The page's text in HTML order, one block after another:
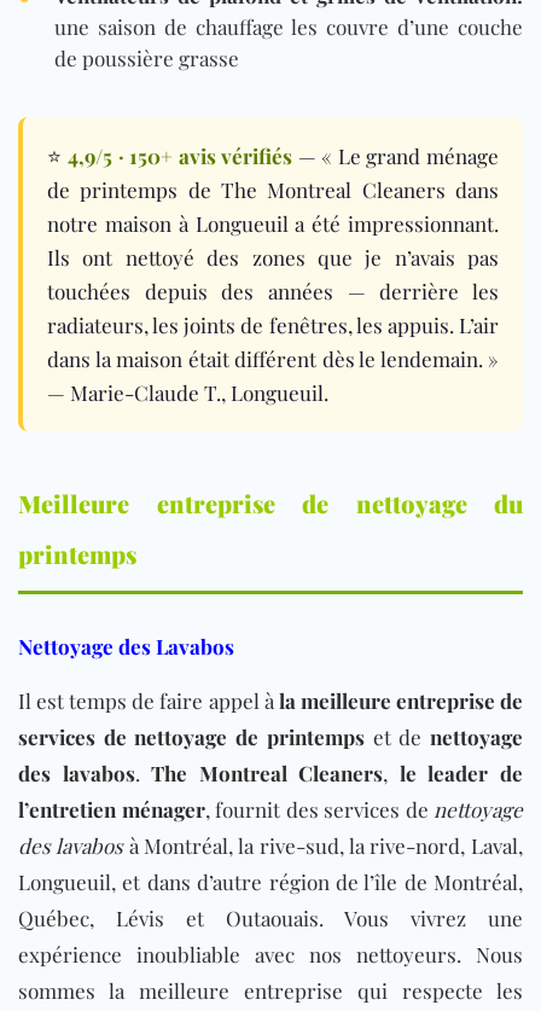
une saison de chauffage les couvre d’une couche
de poussière grasse
⭐4,9/5 · 150+ avis vérifiés — « Le grand ménage
de printemps de The Montreal Cleaners dans
notre maison à Longueuil a été impressionnant.
Ils ont nettoyé des zones que je n’avais pas
touchées depuis des années — derrière les
radiateurs, les joints de fenêtres, les appuis. L’air
dans la maison était différent dès le lendemain. »
— Marie-Claude T., Longueuil.
Meilleure entreprise de nettoyage du
printemps
Nettoyage des Lavabos
Il est temps de faire appel à la meilleure entreprise de
services de nettoyage de printempset denettoyage
des lavabos.The Montreal Cleaners, le leader de
l’entretien ménager, fournit des services de nettoyage
des lavabosà Montréal, la rive-sud, la rive-nord, Laval,
Longueuil, et dans d’autre région de l’île de Montréal,
Québec, Lévis et Outaouais. Vous vivrez une
expérience inoubliable avec nos nettoyeurs. Nous
sommes la meilleure entreprise qui respecte les